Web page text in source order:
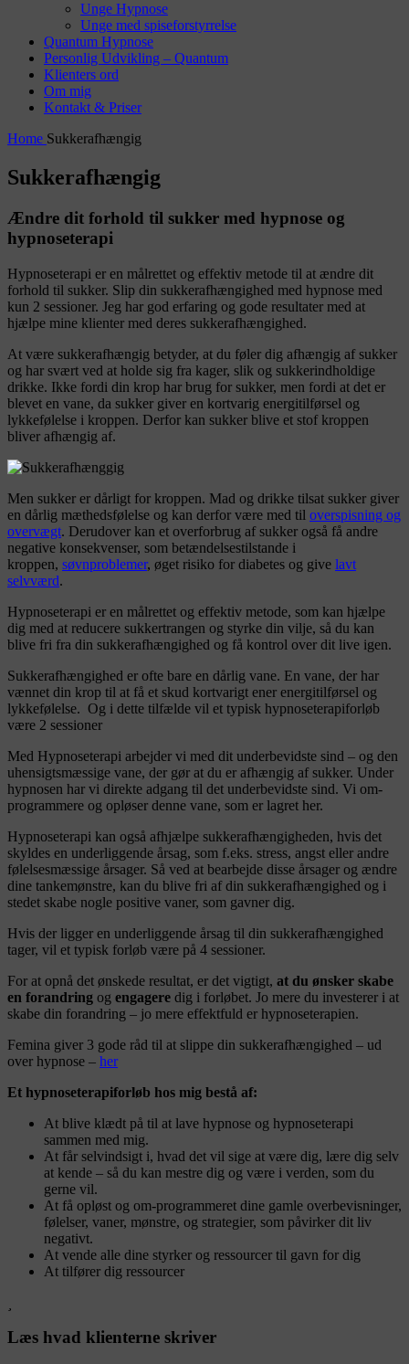
Unge Hypnose
Unge med spiseforstyrrelse
Quantum Hypnose
Personlig Udvikling – Quantum
Klienters ord
Om mig
Kontakt & Priser
Home Sukkerafhængig
Sukkerafhængig
Ændre dit forhold til sukker med hypnose og
hypnoseterapi
Hypnoseterapi er en målrettet og effektiv metode til at ændre dit
forhold til sukker. Slip din sukkerafhængighed med hypnose med
kun 2 sessioner. Jeg har god erfaring og gode resultater med at
hjælpe mine klienter med deres sukkerafhængighed.
At være sukkerafhængig betyder, at du føler dig afhængig af sukker
og har svært ved at holde sig fra kager, slik og sukkerindholdige
drikke. Ikke fordi din krop har brug for sukker, men fordi at det er
blevet en vane, da sukker giver en kortvarig energitilførsel og
lykkefølelse i kroppen. Derfor kan sukker blive et stof kroppen
bliver afhængig af.
Men sukker er dårligt for kroppen. Mad og drikke tilsat sukker giver
en dårlig mæthedsfølelse og kan derfor være med til overspisning og
overvægt. Derudover kan et overforbrug af sukker også få andre
negative konsekvenser, som betændelsestilstande i
kroppen, søvnproblemer, øget risiko for diabetes og give lavt
selvværd.
Hypnoseterapi er en målrettet og effektiv metode, som kan hjælpe
dig med at reducere sukkertrangen og styrke din vilje, så du kan
blive fri fra din sukkerafhængighed og få kontrol over dit live igen.
Sukkerafhængighed er ofte bare en dårlig vane. En vane, der har
vænnet din krop til at få et skud kortvarigt ener energitilførsel og
lykkefølelse. Og i dette tilfælde vil et typisk hypnoseterapiforløb
være 2 sessioner
Med Hypnoseterapi arbejder vi med dit underbevidste sind – og den
uhensigtsmæssige vane, der gør at du er afhængig af sukker. Under
hypnosen har vi direkte adgang til det underbevidste sind. Vi om-
programmere og opløser denne vane, som er lagret her.
Hypnoseterapi kan også afhjælpe sukkerafhængigheden, hvis det
skyldes en underliggende årsag, som f.eks. stress, angst eller andre
følelsesmæssige årsager. Så ved at bearbejde disse årsager og ændre
dine tankemønstre, kan du blive fri af din sukkerafhængighed og i
stedet skabe nogle positive vaner, som gavner dig.
Hvis der ligger en underliggende årsag til din sukkerafhængighed
tager, vil et typisk forløb være på 4 sessioner.
For at opnå det ønskede resultat, er det vigtigt, at du ønsker skabe
en forandring og engagere dig i forløbet. Jo mere du investerer i at
skabe din forandring – jo mere effektfuld er hypnoseterapien.
Femina giver 3 gode råd til at slippe din sukkerafhængighed – ud
over hypnose – her
Et hypnoseterapiforløb hos mig bestå af:
At blive klædt på til at lave hypnose og hypnoseterapi
sammen med mig.
At får selvindsigt i, hvad det vil sige at være dig, lære dig selv
at kende – så du kan mestre dig og være i verden, som du
gerne vil.
At få opløst og om-programmeret dine gamle overbevisninger,
følelser, vaner, mønstre, og strategier, som påvirker dit liv
negativt.
At vende alle dine styrker og ressourcer til gavn for dig
At tilfører dig ressourcer
Læs hvad klienterne skriver